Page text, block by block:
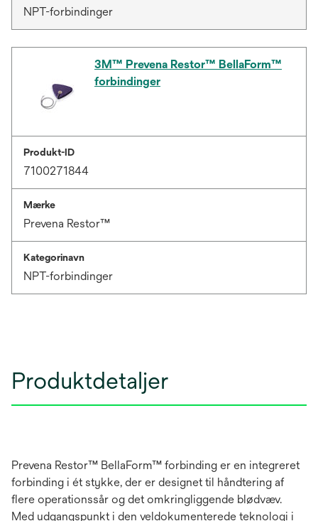
NPT-forbindinger
3M™ Prevena Restor™ BellaForm™
forbindinger
Produkt-ID
7100271844
Mærke
Prevena Restor™
Kategorinavn
NPT-forbindinger
Produktdetaljer
Prevena Restor™ BellaForm™ forbinding er en integreret
forbinding i ét stykke, der er designet til håndtering af
flere operationssår og det omkringliggende blødvæv.
Med udgangspunkt i den veldokumenterede teknologi i